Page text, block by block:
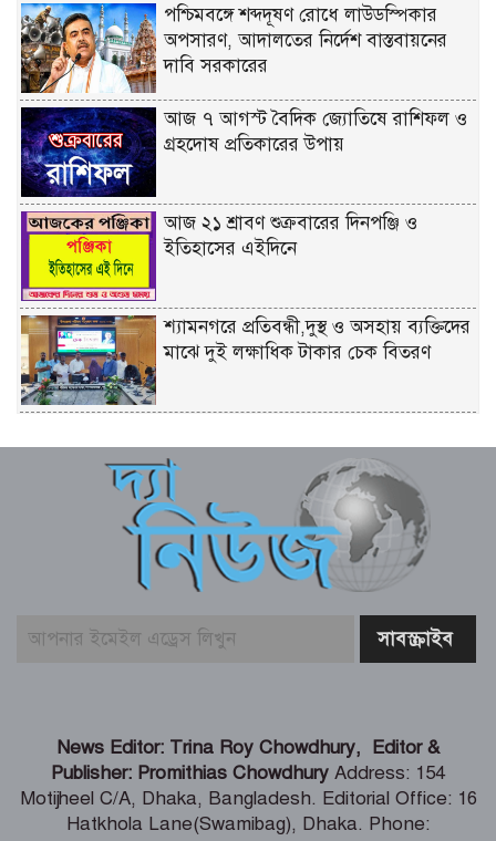
পশ্চিমবঙ্গে শব্দদূষণ রোধে লাউডস্পিকার
অপসারণ, আদালতের নির্দেশ বাস্তবায়নের
দাবি সরকারের
আজ ৭ আগস্ট বৈদিক জ্যোতিষে রাশিফল ও
গ্রহদোষ প্রতিকারের উপায়
আজ ২১ শ্রাবণ শুক্রবারের দিনপঞ্জি ও
ইতিহাসের এইদিনে
শ্যামনগরে প্রতিবন্ধী,দুস্থ ও অসহায় ব্যক্তিদের
মাঝে দুই লক্ষাধিক টাকার চেক বিতরণ
বৈঠক অনুষ্ঠিত
রিয়ার অ্যাডমিরাল মাহবুব আলী খানের
৪২তম শাহাদৎবার্ষিকী অনুষ্ঠিত
তনু হত্যা মামলায় সাবেক সেনাসদস্য
হাফিজুরের জামিন বাতিল, আত্মসমর্পণের
লিবিয়ায় মাফিয়ার নির্যাতনে মাদারীপুরের
যুবকের মৃত্যু
News Editor: Trina Roy Chowdhury, Editor &
Publisher: Promithias Chowdhury Address: 154
Motijheel C/A, Dhaka, Bangladesh. Editorial Office: 16
Hatkhola Lane(Swamibag), Dhaka. Phone: